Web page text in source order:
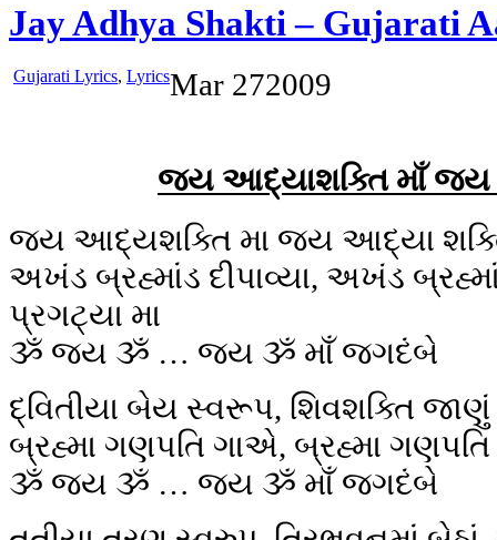
Jay Adhya Shakti – Gujarati
Gujarati Lyrics, LyricsMar 272009
જય આદ્યાશક્તિ માઁ જય
જય આદ્યશક્તિ મા જય આદ્યા
અખંડ બ્રહ્માંડ દીપાવ્યા, અખંડ
પ્રગટ્યા મા
ૐ જય ૐ … જય ૐ માઁ જગદંબે
દ્વિતીયા બેય સ્વરૂપ, શિવશક્તિ જાણું
બ્રહ્મા ગણપતિ ગાએ, બ્રહ્મા
ૐ જય ૐ … જય ૐ માઁ જગદંબે